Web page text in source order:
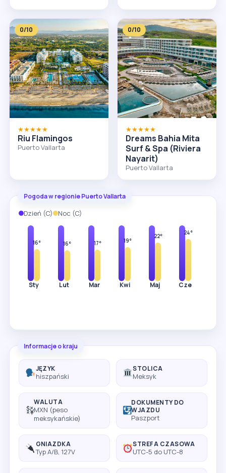
0/10
★★★★★
Riu Flamingos
Puerto Vallarta
0/10
★★★★★
Dreams Bahia Mita
Surf & Spa (Riviera
Nayarit)
Puerto Vallarta
Pogoda w regionie Puerto Vallarta
Dzień (C) Noc (C)
16°
Sty
16°
Lut
17°
Mar
19°
Kwi
22°
Maj
24°
Cze
Informacje o kraju
JĘZYK
hiszpański
STOLICA
Meksyk
WALUTA
MXN (peso
meksykańskie)
DOKUMENTY DO
WJAZDU
Paszport
GNIAZDKA
Typ A/B, 127V
STREFA CZASOWA
UTC-5 do UTC-8